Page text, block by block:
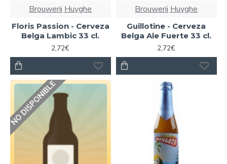
Brouwerij Huyghe
Floris Passion - Cerveza
Belga Lambic 33 cl.
2,72€
Brouwerij Huyghe
Guillotine - Cerveza
Belga Ale Fuerte 33 cl.
2,72€
NO DISPONIBLE